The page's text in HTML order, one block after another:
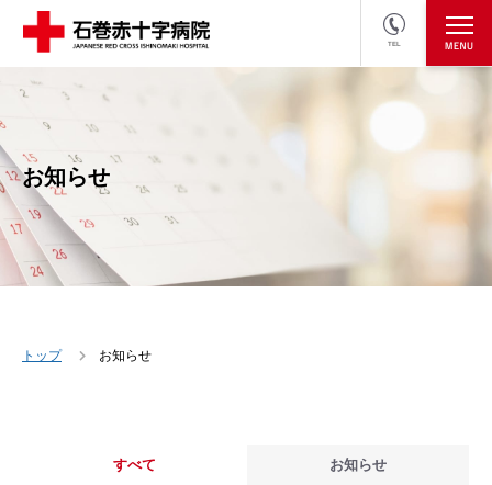
TEL
医療関係者の方
お知らせ
トップ お知らせ
すべて お知らせ